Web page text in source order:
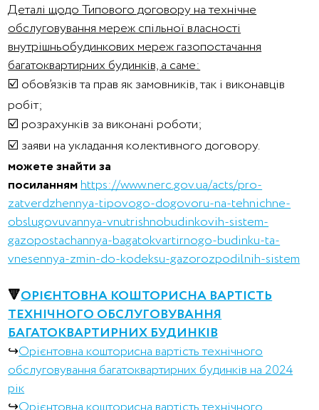
Деталі щодо Типового договору на технічне
обслуговування мереж спільної власності
внутрішньобудинкових мереж газопостачання
багатоквартирних будинків, а саме:
☑️ обов’язків та прав як замовників, так і виконавців
робіт;
☑️ розрахунків за виконані роботи;
☑️ заяви на укладання колективного договору.
можете знайти за
посиланнямhttps://www.nerc.gov.ua/acts/pro-
zatverdzhennya-tipovogo-dogovoru-na-tehnichne-
obslugovuvannya-vnutrishnobudinkovih-sistem-
gazopostachannya-bagatokvartirnogo-budinku-ta-
vnesennya-zmin-do-kodeksu-gazorozpodilnih-sistem
🔻ОРІЄНТОВНА КОШТОРИСНА ВАРТІСТЬ
ТЕХНІЧНОГО ОБСЛУГОВУВАННЯ
БАГАТОКВАРТИРНИХ БУДИНКІВ
↪︎Орієнтовна кошторисна вартість технічного
обслуговування багатоквартирних будинків на 2024
рік